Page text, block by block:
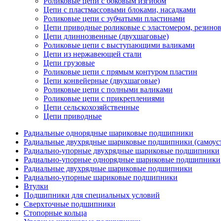
Цепи с пластмассовыми блоками, насадками
Роликовые цепи с зубчатыми пластинами
Цепи приводные роликовые с эластомером,
Цепи длиннозвенные (двухшаговые)
Роликовые цепи с выступающими валиками
Цепи из нержавеющей стали
Цепи грузовые
Роликовые цепи с прямым контуром пластин
Цепи конвейерные (двухшаговые)
Роликовые цепи с полными валиками
Роликовые цепи с прикреплениями
Цепи сельскохозяйственные
Цепи приводные
Радиальные однорядные шариковые подшипники
Радиальные двухрядные шариковые подшипники
Радиально-упорные двухрядные шариковые подшипники
Радиально-упорные однорядные шариковые подшипники
Радиальные двухрядные шариковые подшипники
Радиально-упорные шариковые подшипники
Втулки
Подшипники для специальных условий
Сверхточные подшипники
Стопорные кольца